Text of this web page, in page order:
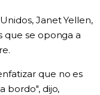
Janet Yellen,
que se oponga a
que no es
bordo", dijo,